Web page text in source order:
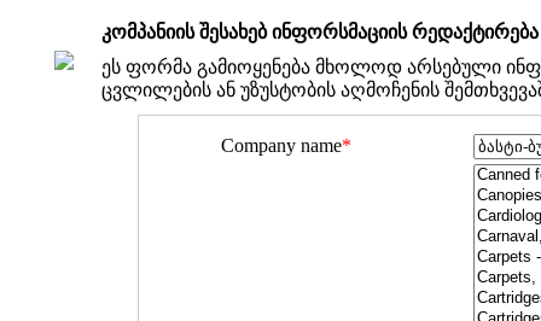
კომპანიის შესახებ ინფორსმაციის რედაქტირება
ეს ფორმა გამიოყენება მხოლოდ არსებული
ცვლილების ან უზუსტობის აღმოჩენის
Company name*